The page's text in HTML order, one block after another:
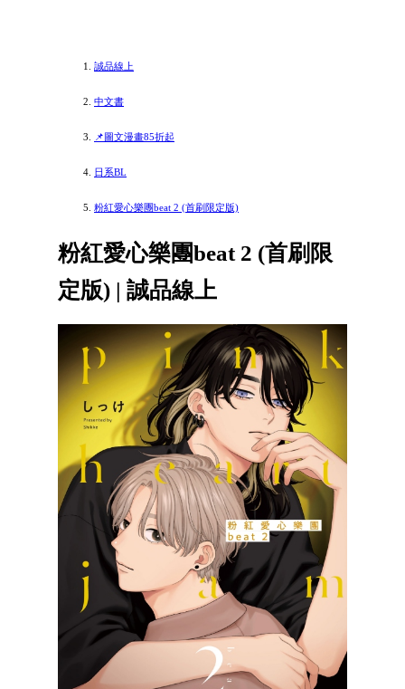
誠品線上
中文書
📌圖文漫畫85折起
日系BL
粉紅愛心樂團beat 2 (首刷限定版)
粉紅愛心樂團beat 2 (首刷限
定版) | 誠品線上